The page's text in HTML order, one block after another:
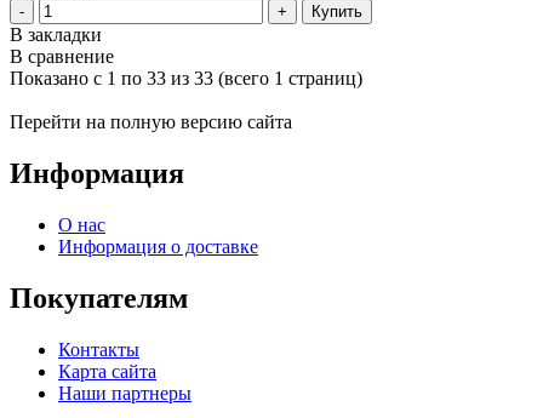
- +
В закладки
В сравнение
Показано с 1 по 33 из 33 (всего 1 страниц)
Перейти на полную версию сайта
Информация
О нас
Информация о доставке
Покупателям
Контакты
Карта сайта
Наши партнеры